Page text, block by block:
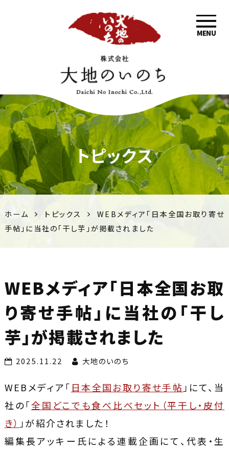
大地の
いのち
| 九州
の美味
しい野
物・農
産加工
品を全
国へ
MENU
トピックス
ホーム トピックス
WEBメディア「日本全国お取り寄せ
手帖」に当社の「干し芋」が掲載されました
WEBメディア「日本全国お取
り寄せ手帖」に当社の「干し
芋」が掲載されました
2025.11.22 大地のいのち
WEBメディア「 日本全国お取り寄せ手帖 」にて、当
社の「全国どこでも食べ比べセット（平干し・皮付
き） 」が紹介されました！
編集長アッキー氏による連載企画にて、代表・生